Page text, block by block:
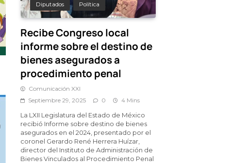
Diputados Política
Recibe Congreso local
informe sobre el destino de
bienes asegurados a
procedimiento penal
Comunicación XXI
Septiembre 29, 2025
0 4 Mins
La LXII Legislatura del Estado de México
recibió Informe sobre destino de bienes
asegurados en el 2024, presentado por el
coronel Gerardo René Herrera Huízar,
director del Instituto de Administración de
Bienes Vinculados al Procedimiento Penal